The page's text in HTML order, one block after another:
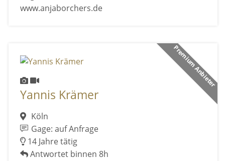
www.anjaborchers.de
Premium Anbieter
Yannis Krämer
Köln
Gage: auf Anfrage
14 Jahre tätig
Antwortet binnen 8h